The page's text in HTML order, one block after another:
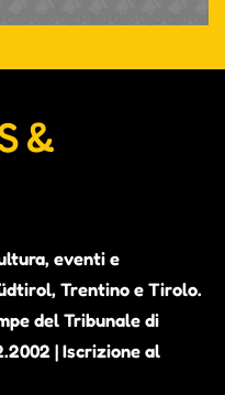
&
eventi e
Trentino e Tirolo.
del Tribunale di
| Iscrizione al